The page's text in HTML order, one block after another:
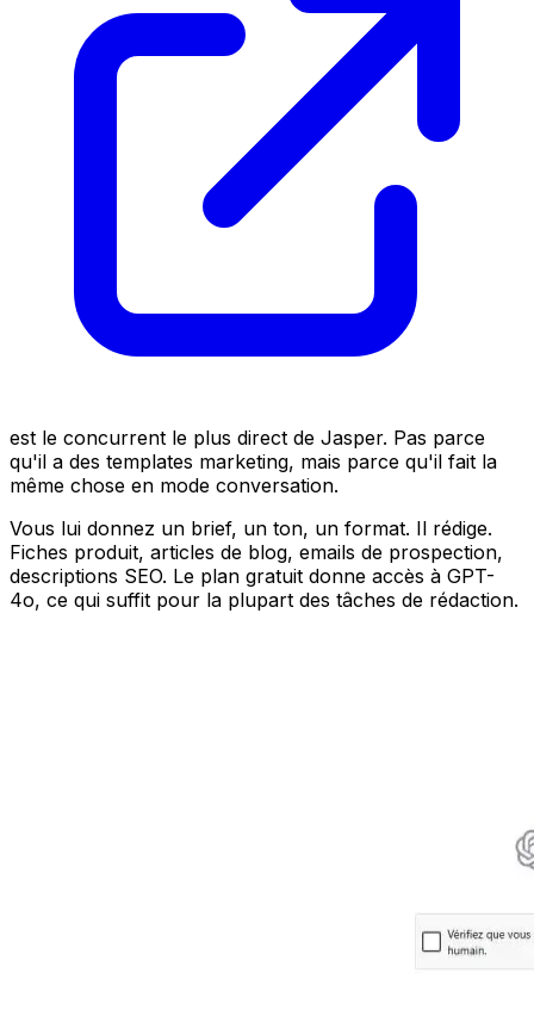
est le concurrent le plus direct de Jasper. Pas parce
qu'il a des templates marketing, mais parce qu'il fait la
même chose en mode conversation.
Vous lui donnez un brief, un ton, un format. Il rédige.
Fiches produit, articles de blog, emails de prospection,
descriptions SEO. Le plan gratuit donne accès à GPT-
4o, ce qui suffit pour la plupart des tâches de rédaction.